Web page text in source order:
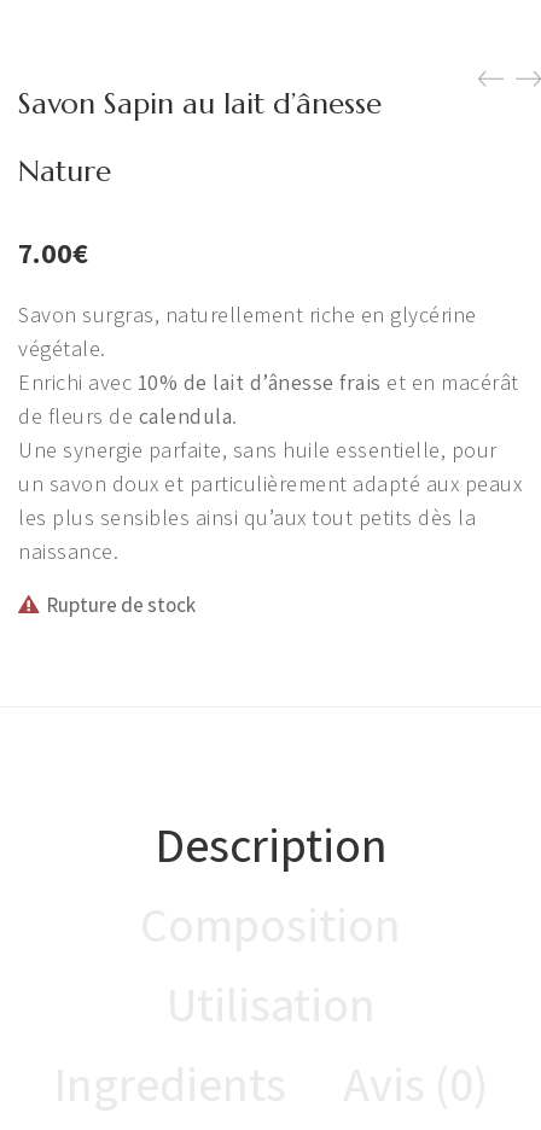
Savon Sapin au lait d’ânesse
Nature
7.00€
Savon surgras, naturellement riche en glycérine
végétale.
Enrichi avec 10% de lait d’ânesse frais et en macérât
de fleurs de calendula.
Une synergie parfaite, sans huile essentielle, pour
un savon doux et particulièrement adapté aux peaux
les plus sensibles ainsi qu’aux tout petits dès la
naissance.
Rupture de stock
Description